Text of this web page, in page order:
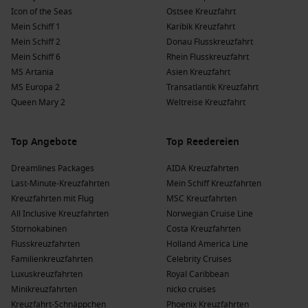
reiche Geschichte und bietet Zugang zu schönen
Naturparks wie dem Sitka National Historical Park, der
wunderschöne Wanderwege bietet.
Skagway
: Ein historisches
Goldgräberzentrum mit aufregenden Aktivitäten wie der
Fahrt mit der historischen White Pass & Yukon Route
Railway, die spektakuläre Ausblicke bietet.
Tierbeobachtungen, besonders Wale, und bekannt für eine
Vielzahl von Outdoor-Aktivitäten wie Wandern, Kajakfahren
und Zip-Lining.
Beliebte Regionen, die Kreuzfahrten nach
Victoria besuchen
Eine Kreuzfahrt nach Victoria führt Sie häufig durch folgende
bezaubernde Regionen:
Alaska : Bekannt für seine unberührte Natur, dramatischen
Icon of the Seas
Mein Schiff 1
Mein Schiff 2
Mein Schiff 6
MS Artania
MS Europa 2
Queen Mary 2
Ostsee Kreuzfahrt
Karibik Kreuzfahrt
Donau Flusskreuzfahrt
Rhein Flusskreuzfahrt
Asien Kreuzfahrt
Transatlantik Kreuzfahrt
Weltreise Kreuzfahrt
Top Angebote
Dreamlines Packages
Last-Minute-Kreuzfahrten
Kreuzfahrten mit Flug
All Inclusive Kreuzfahrten
Stornokabinen
Flusskreuzfahrten
Familienkreuzfahrten
Luxuskreuzfahrten
Minikreuzfahrten
Kreuzfahrt-Schnäppchen
Top Reedereien
AIDA Kreuzfahrten
Mein Schiff Kreuzfahrten
MSC Kreuzfahrten
Norwegian Cruise Line
Costa Kreuzfahrten
Holland America Line
Celebrity Cruises
Royal Caribbean
nicko cruises
Phoenix Kreuzfahrten